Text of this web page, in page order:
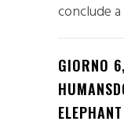
conclude
GIORNO